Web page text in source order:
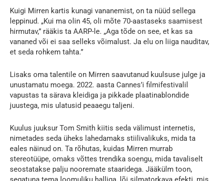
Kuigi Mirren kartis kunagi vananemist, on ta nüüd sellega
leppinud. „Kui ma olin 45, oli mõte 70-aastaseks saamisest
hirmutav,” rääkis ta AARP-le. „Aga tõde on see, et kas sa
vananed või ei saa selleks võimalust. Ja elu on liiga nauditav,
et seda rohkem tahta.”
Lisaks oma talentile on Mirren saavutanud kuulsuse julge ja
unustamatu moega. 2022. aasta Cannes’i filmifestivalil
vapustas ta särava kleidiga ja pikkade plaatinablondide
juustega, mis ulatusid peaaegu taljeni.
Kuulus juuksur Tom Smith kiitis seda välimust internetis,
nimetades seda üheks lahedamaks stiilivalikuks, mida ta
eales näinud on. Ta rõhutas, kuidas Mirren murrab
stereotüüpe, omaks võttes trendika soengu, mida tavaliselt
seostatakse palju nooremate staaridega. Jääkülm toon,